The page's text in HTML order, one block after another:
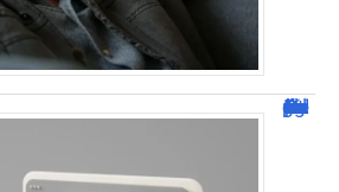
Dafont Police : guide complet pour télécharger !